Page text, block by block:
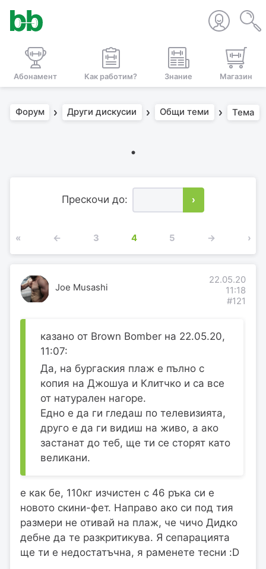
Абонамент Как работим? Знание Магазин
Форум Други дискусии Общи теми Тема
.
Прескочи до: ›
« ← 3 4 5 → ›
Joe Musashi
22.05.20
11:18
#121
казано от Brown Bomber на 22.05.20,
11:07:
Да, на бургаския плаж е пълно с
копия на Джошуа и Клитчко и са все
от натурален нагоре.
Едно е да ги гледаш по телевизията,
друго е да ги видиш на живо, а ако
застанат до теб, ще ти се сторят като
великани.
е как бе, 110кг изчистен с 46 ръка си е
новото скини-фет. Направо ако си под тия
размери не отивай на плаж, че чичо Дидко
дебне да те разкритикува. Я сепарацията
ще ти е недостатъчна, я раменете тесни :D